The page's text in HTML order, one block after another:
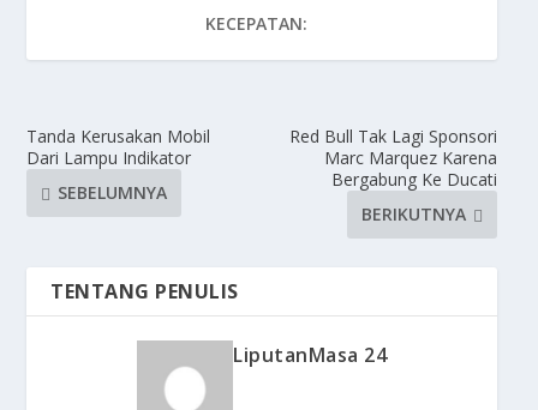
KECEPATAN:
Tanda Kerusakan Mobil
Dari Lampu Indikator
SEBELUMNYA
Red Bull Tak Lagi Sponsori
Marc Marquez Karena
Bergabung Ke Ducati
BERIKUTNYA
TENTANG PENULIS
LiputanMasa 24